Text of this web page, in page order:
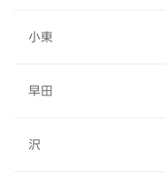
小東
早田
沢